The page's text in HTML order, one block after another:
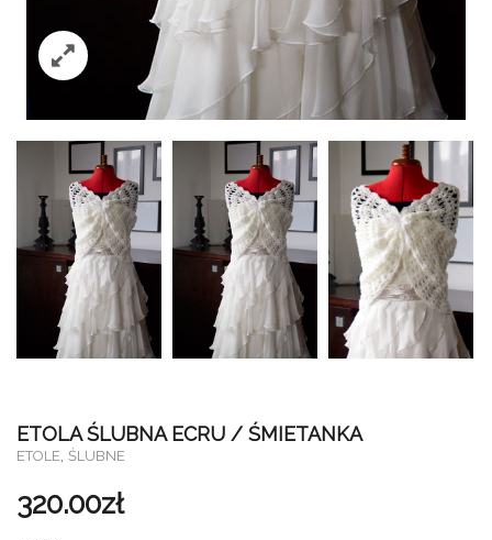
ETOLA ŚLUBNA ECRU / ŚMIETANKA
ETOLE ŚLUBNE
320.00zł